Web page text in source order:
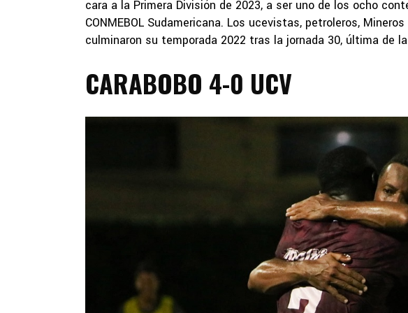
cara a la Primera División de 2023, a ser uno de los ocho
CONMEBOL Sudamericana. Los ucevistas, petroleros,
culminaron su temporada 2022 tras la jornada 30, última de
CARABOBO 4-0 UCV